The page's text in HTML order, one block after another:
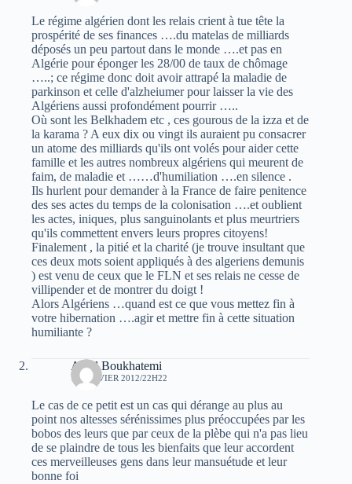
Le régime algérien dont les relais crient à tue tête la
prospérité de ses finances ….du matelas de milliards
déposés un peu partout dans le monde ….et pas en
Algérie pour éponger les 28/00 de taux de chômage
…..; ce régime donc doit avoir attrapé la maladie de
parkinson et celle d'alzheiumer pour laisser la vie des
Algériens aussi profondément pourrir …..
Où sont les Belkhadem etc , ces gourous de la izza et de
la karama ? A eux dix ou vingt ils auraient pu consacrer
un atome des milliards qu'ils ont volés pour aider cette
famille et les autres nombreux algériens qui meurent de
faim, de maladie et ……d'humiliation ….en silence .
Ils hurlent pour demander à la France de faire penitence
des ses actes du temps de la colonisation ….et oublient
les actes, iniques, plus sanguinolants et plus meurtriers
qu'ils commettent envers leurs propres citoyens!
Finalement , la pitié et la charité (je trouve insultant que
ces deux mots soient appliqués à des algeriens demunis
) est venu de ceux que le FLN et ses relais ne cesse de
villipender et de montrer du doigt !
Alors Algériens …quand est ce que vous mettez fin à
votre hibernation ….agir et mettre fin à cette situation
humiliante ?
Abed Boukhatemi
13 JANVIER 2012/22H22
Le cas de ce petit est un cas qui dérange au plus au
point nos altesses sérénissimes plus préoccupées par les
bobos des leurs que par ceux de la plèbe qui n'a pas lieu
de se plaindre de tous les bienfaits que leur accordent
ces merveilleuses gens dans leur mansuétude et leur
bonne foi